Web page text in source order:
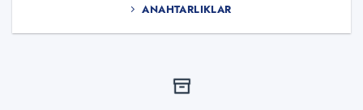
ANAHTARLIKLAR